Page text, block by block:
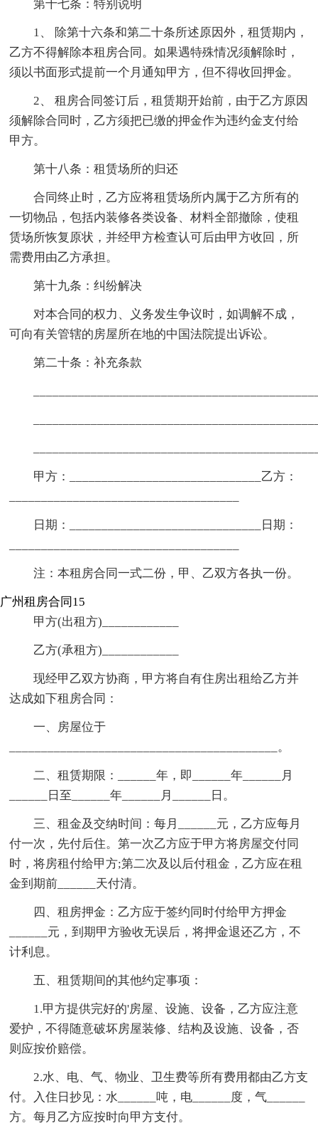
第十七条：特别说明
1、 除第十六条和第二十条所述原因外，租赁期内，
乙方不得解除本租房合同。如果遇特殊情况须解除时，
须以书面形式提前一个月通知甲方，但不得收回押金。
2、 租房合同签订后，租赁期开始前，由于乙方原因
须解除合同时，乙方须把已缴的押金作为违约金支付给
甲方。
第十八条：租赁场所的归还
合同终止时，乙方应将租赁场所内属于乙方所有的
一切物品，包括内装修各类设备、材料全部撤除，使租
赁场所恢复原状，并经甲方检查认可后由甲方收回，所
需费用由乙方承担。
第十九条：纠纷解决
对本合同的权力、义务发生争议时，如调解不成，
可向有关管辖的房屋所在地的中国法院提出诉讼。
第二十条：补充条款
甲方：______________________________乙方：
日期：______________________________日期：
注：本租房合同一式二份，甲、乙双方各执一份。
广州租房合同15
甲方(出租方)____________
乙方(承租方)____________
现经甲乙双方协商，甲方将自有住房出租给乙方并
达成如下租房合同：
一、房屋位于
__________________________________________。
二、租赁期限：______年，即______年______月
______日至______年______月______日。
三、租金及交纳时间：每月______元，乙方应每月
付一次，先付后住。第一次乙方应于甲方将房屋交付同
时，将房租付给甲方;第二次及以后付租金，乙方应在租
金到期前______天付清。
四、租房押金：乙方应于签约同时付给甲方押金
______元，到期甲方验收无误后，将押金退还乙方，不
计利息。
五、租赁期间的其他约定事项：
1.甲方提供完好的'房屋、设施、设备，乙方应注意
爱护，不得随意破坏房屋装修、结构及设施、设备，否
则应按价赔偿。
2.水、电、气、物业、卫生费等所有费用都由乙方支
付。入住日抄见：水______吨，电______度，气______
方。每月乙方应按时向甲方支付。